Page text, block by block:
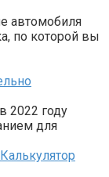
автомобиля
по которой вы
2022 году
для